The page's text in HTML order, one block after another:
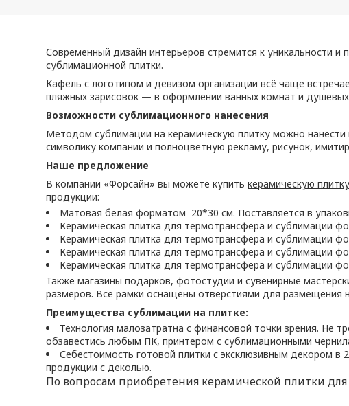
Современный дизайн интерьеров стремится к уникальности
сублимационной плитки.
Кафель с логотипом и девизом организации всё чаще
пляжных зарисовок — в оформлении ванных комнат и
Возможности сублимационного нанесения
Методом сублимации на керамическую плитку можно
символику компании и полноцветную рекламу, рисунок,
Наше предложение
В компании «Форсайн» вы можете купитькерамическую
продукции:
Матовая белая форматом 20*30 см. Поставляется в
Керамическая плитка для термотрансфера и сублимации
Керамическая плитка для термотрансфера и сублимации
Керамическая плитка для термотрансфера и сублимации
Керамическая плитка для термотрансфера и сублимации
Также магазины подарков, фотостудии и сувенирные
размеров. Все рамки оснащены отверстиями для размещения
Преимущества сублимации на плитке:
Технология малозатратна с финансовой точки зрения. Не
обзавестись любым ПК, принтером с сублимационными
Себестоимость готовой плитки с эксклюзивным декором
продукции с деколью.
По вопросам приобретения керамической плитки